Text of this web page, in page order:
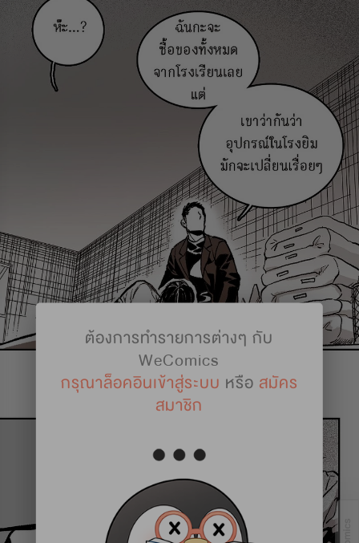
ต้องการทำรายการต่างๆ กับ
WeComics
กรุณาล็อคอินเข้าสู่ระบบ หรือ สมัคร
สมาชิก